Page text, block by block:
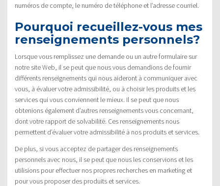
numéros de compte, le numéro de téléphone et l’adresse courriel.
Pourquoi recueillez-vous mes
renseignements personnels?
Lorsque vous remplissez une demande ou un autre formulaire sur
notre site Web, il se peut que nous vous demandions de fournir
différents renseignements qui nous aideront à communiquer avec
vous, à évaluer votre admissibilité, ou à choisir les produits et les
services qui vous conviennent le mieux. Il se peut que nous
obtenions également d’autres renseignements vous concernant,
dont votre rapport de solvabilité. Ces renseignements nous
permettent d’évaluer votre admissibilité à nos produits et services.
De plus, si vous acceptez de partager des renseignements
personnels avec nous, il se peut que nous les conservions et les
utilisions pour effectuer nos propres recherches en marketing et
pour vous proposer des produits et services.